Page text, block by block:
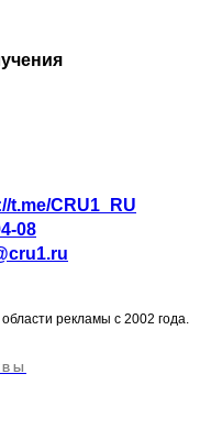
t.me/CRU1_RU
08
рекламы с 2002 года.